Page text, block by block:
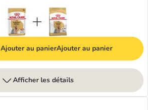
Ajouter au panierAjouter au panier
Afficher les détails